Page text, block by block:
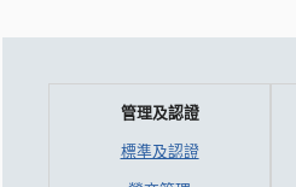
管理及認證
標準及認證